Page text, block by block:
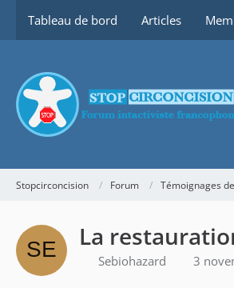
Tableau de bord Articles
Stopcirconcision Forum Témoignages
La
Sebiohazard 3